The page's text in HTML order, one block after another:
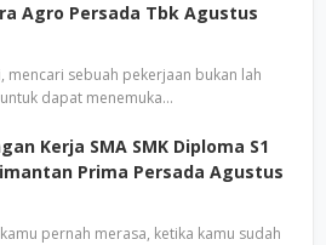
Agro Persada Tbk Agustus
mencari sebuah pekerjaan bukan lah
dapat menemuka…
Kerja SMA SMK Diploma S1
Prima Persada Agustus
pernah merasa, ketika kamu sudah